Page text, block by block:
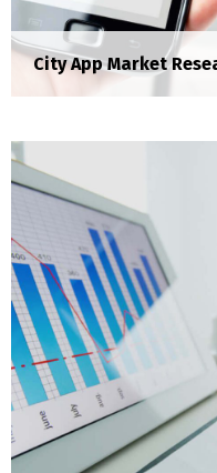
WaveBank Call
Donec porta tortor
hendrerit elit
ultrices posuere.
City App Market